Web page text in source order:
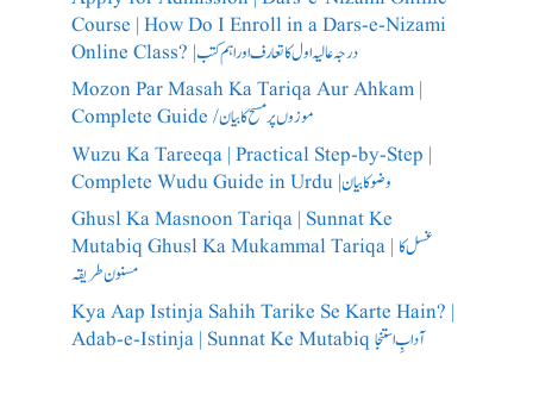
Course | How Do I Enroll in a Dars-e-Nizami
Online Class? |درجہ عالیہ اول کا تعارف اور اہم کتب
Mozon Par Masah Ka Tariqa Aur Ahkam |
Complete Guide /​موزوں پر مسح کا بیان
Wuzu Ka Tareeqa | Practical Step-by-Step |
Complete Wudu Guide in Urdu |وضو کا بیان
Ghusl Ka Masnoon Tariqa | Sunnat Ke
Mutabiq Ghusl Ka Mukammal Tariqa | غسل کا
مسنون طریقہ
Kya Aap Istinja Sahih Tarike Se Karte Hain? |
Adab-e-Istinja | Sunnat Ke Mutabiq آدابِ استنجا